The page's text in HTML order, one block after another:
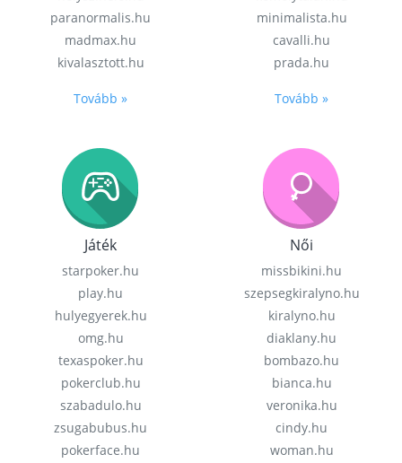
paranormalis.hu
madmax.hu
kivalasztott.hu
Tovább »
minimalista.hu
cavalli.hu
prada.hu
Tovább »
Játék
starpoker.hu
play.hu
hulyegyerek.hu
omg.hu
texaspoker.hu
pokerclub.hu
szabadulo.hu
zsugabubus.hu
pokerface.hu
Női
missbikini.hu
szepsegkiralyno.hu
kiralyno.hu
diaklany.hu
bombazo.hu
bianca.hu
veronika.hu
cindy.hu
woman.hu